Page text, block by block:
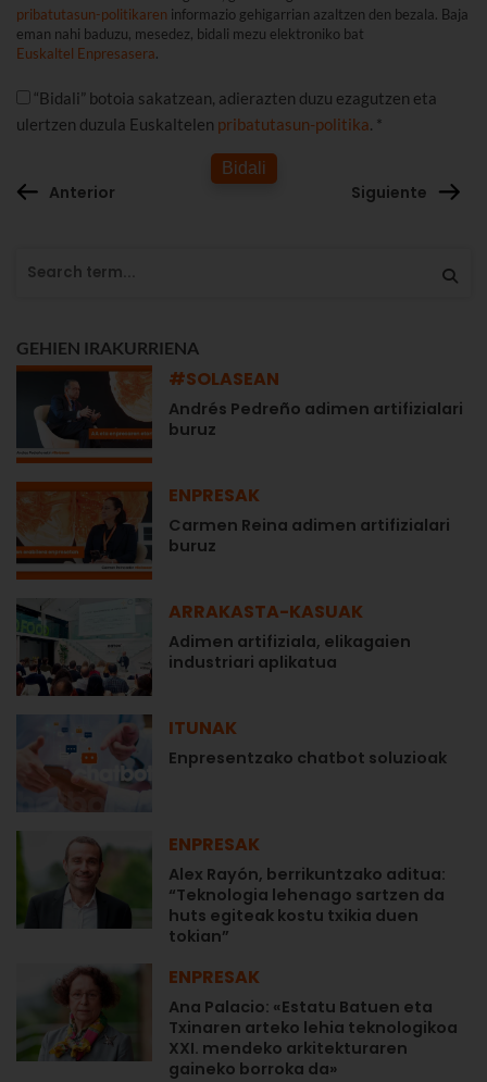
pribatutasun-politikaren informazio gehigarrian azaltzen den bezala. Baja
eman nahi baduzu, mesedez, bidali mezu elektroniko bat
Euskaltel Enpresasera.
“Bidali” botoia sakatzean, adierazten duzu ezagutzen eta
ulertzen duzula Euskaltelen pribatutasun-politika. *
Bidali
Anterior Siguiente
GEHIEN IRAKURRIENA
#SOLASEAN
Andrés Pedreño adimen artifizialari
buruz
ENPRESAK
Carmen Reina adimen artifizialari
buruz
ARRAKASTA-KASUAK
Adimen artifiziala, elikagaien
industriari aplikatua
ITUNAK
Enpresentzako chatbot soluzioak
ENPRESAK
Alex Rayón, berrikuntzako aditua:
“Teknologia lehenago sartzen da
huts egiteak kostu txikia duen
tokian”
ENPRESAK
Ana Palacio: «Estatu Batuen eta
Txinaren arteko lehia teknologikoa
XXI. mendeko arkitekturaren
gaineko borroka da»